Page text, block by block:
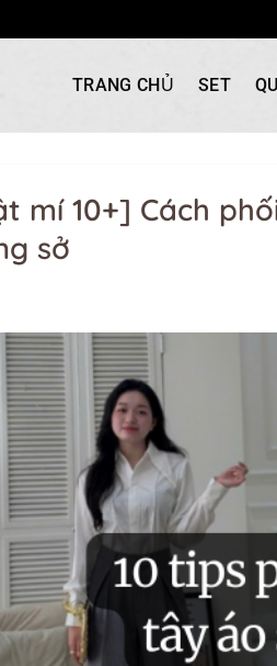
TRANG CHỦ SET
mí 10+] Cách
sở